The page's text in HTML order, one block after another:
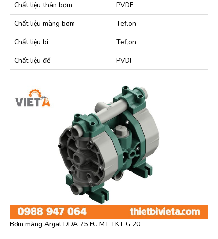
Chất liệu thân bơm
PVDF
Chất liệu màng bơm
Teflon
Chất liệu bi
Teflon
Chất liệu đế
PVDF
Bơm màng Argal DDA 75 FC MT TKT G 20